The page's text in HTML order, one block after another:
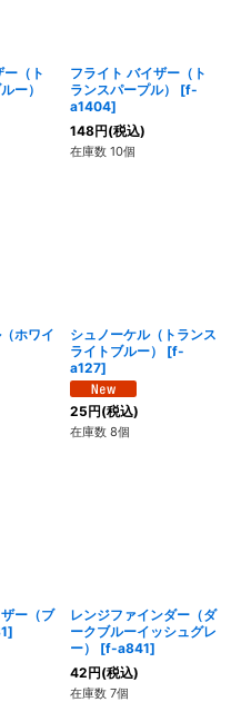
ー（ト
ー）
フライト バイザー（ト
ランスパープル）
[f-
a1404]
148円(税込)
在庫数 10個
ホワイ
シュノーケル（トランス
ライトブルー）
[f-
a127]
25円(税込)
在庫数 8個
ー（ブ
]
レンジファインダー（ダ
ークブルーイッシュグレ
ー）
[f-a841]
42円(税込)
在庫数 7個